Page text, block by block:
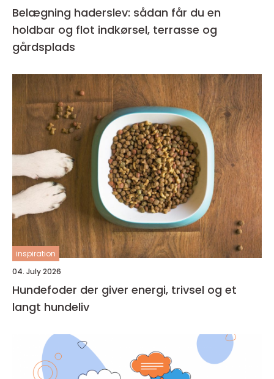
Belægning haderslev: sådan får du en
holdbar og flot indkørsel, terrasse og
gårdsplads
inspiration
04. July 2026
Hundefoder der giver energi, trivsel og et
langt hundeliv